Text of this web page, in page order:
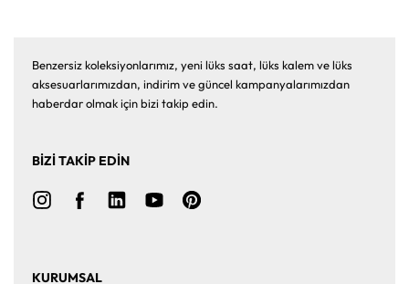
Benzersiz koleksiyonlarımız, yeni lüks saat, lüks kalem ve lüks
aksesuarlarımızdan, indirim ve güncel kampanyalarımızdan
haberdar olmak için bizi takip edin.
BİZİ TAKİP EDİN
KURUMSAL